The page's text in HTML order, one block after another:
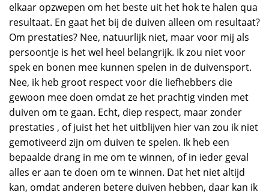
elkaar opzwepen om het beste uit het hok te halen qua
resultaat. En gaat het bij de duiven alleen om resultaat?
Om prestaties? Nee, natuurlijk niet, maar voor mij als
persoontje is het wel heel belangrijk. Ik zou niet voor
spek en bonen mee kunnen spelen in de duivensport.
Nee, ik heb groot respect voor die liefhebbers die
gewoon mee doen omdat ze het prachtig vinden met
duiven om te gaan. Echt, diep respect, maar zonder
prestaties , of juist het het uitblijven hier van zou ik niet
gemotiveerd zijn om duiven te spelen. Ik heb een
bepaalde drang in me om te winnen, of in ieder geval
alles er aan te doen om te winnen. Dat het niet altijd
kan, omdat anderen betere duiven hebben, daar kan ik